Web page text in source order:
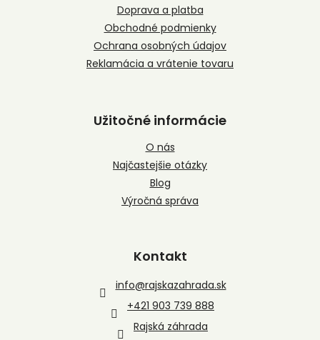
Doprava a platba
Obchodné podmienky
Ochrana osobných údajov
Reklamácia a vrátenie tovaru
Užitočné informácie
O nás
Najčastejšie otázky
Blog
Výročná správa
Kontakt
info@rajskazahrada.sk
+421 903 739 888
Rajská záhrada